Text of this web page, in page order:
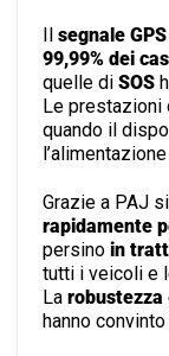
segnale
99,99% dei
quelle di SOS
Le prestazioni
quando il
Grazie a PAJ
rapidamente
persino in
tutti i veicoli e
La robustezza
hanno